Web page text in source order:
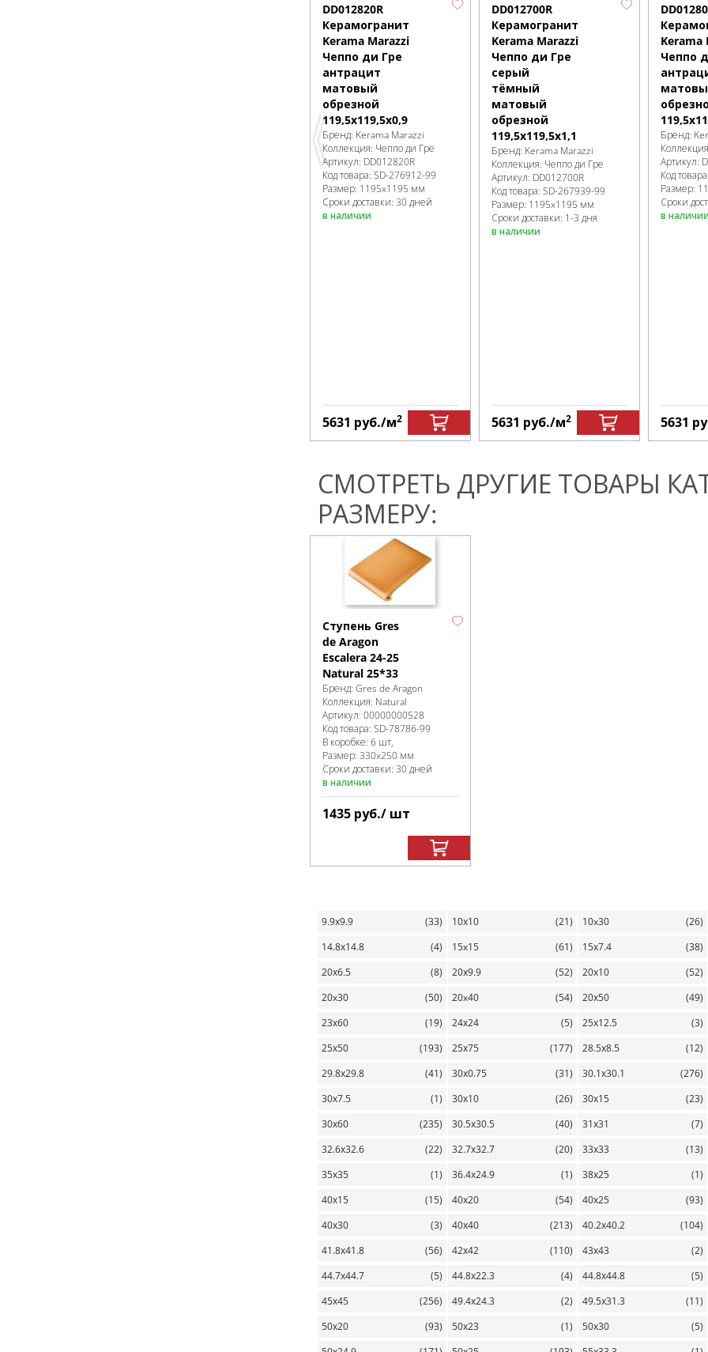
DD012820R
Керамогранит
Kerama Marazzi
Чеппо ди Гре
антрацит
матовый
обрезной
119,5x119,5x0,9
Бренд: Kerama Marazzi
Коллекция: Чеппо ди Гре
Артикул: DD012820R
Код товара: SD-276912-99
Размер: 1195x1195 мм
Сроки доставки: 30 дней
в наличии
5631 руб./м2
DD012700R
Керамогранит
Kerama Marazzi
Чеппо ди Гре
серый
тёмный
матовый
обрезной
119,5x119,5x1,1
Бренд: Kerama Marazzi
Коллекция: Чеппо ди Гре
Артикул: DD012700R
Код товара: SD-267939-99
Размер: 1195x1195 мм
Сроки доставки: 1-3 дня
в наличии
5631 руб./м2
Kerama
Чеппо
Бренд:
Артикул:
Код товара:
Размер:
Сроки
в наличии
5631
СМОТРЕТЬ ДРУГИЕ ТОВАРЫ
РАЗМЕРУ:
Ступень Gres
de Aragon
Escalera 24-25
Natural 25*33
Бренд: Gres de Aragon
Коллекция: Natural
Артикул: 00000000528
Код товара: SD-78786-99
В коробке: 6 шт,
Размер: 330x250 мм
Сроки доставки: 30 дней
в наличии
1435 руб./ шт
9.9х9.9 (33) 10х10 (21) 10x30 (26)
14.8х14.8
(4) 15x15 (61) 15х7.4 (38)
20х6.5
(8) 20х9.9 (52) 20х10 (52)
20x30
(50) 20x40 (54) 20х50 (49)
23х60
(19) 24х24 (5) 25х12.5 (3)
25х50
(193) 25х75 (177) 28.5х8.5 (12)
29.8х29.8
(41) 30х0.75 (31) 30.1х30.1 (276)
30х7.5
(1) 30х10 (26) 30х15 (23)
30х60
(235) 30.5х30.5 (40) 31х31 (7)
32.6х32.6
(22) 32.7х32.7 (20) 33х33 (13)
35х35
(1) 36.4х24.9 (1) 38х25 (1)
40х15
(15) 40х20 (54) 40х25 (93)
40х30
(3) 40х40 (213) 40.2х40.2 (104)
41.8х41.8
(56) 42х42 (110) 43х43 (2)
44.7х44.7
(5) 44.8х22.3 (4) 44.8х44.8 (5)
45х45
(256) 49.4х24.3 (2) 49.5х31.3 (11)
50х20
(93) 50х23 (1) 50х30 (5)